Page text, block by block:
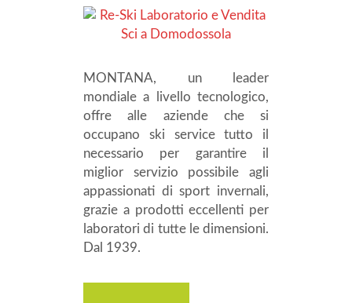
MONTANA, un leader
mondiale a livello tecnologico,
offre alle aziende che si
occupano ski service tutto il
necessario per garantire il
miglior servizio possibile agli
appassionati di sport invernali,
grazie a prodotti eccellenti per
laboratori di tutte le dimensioni.
Dal 1939.